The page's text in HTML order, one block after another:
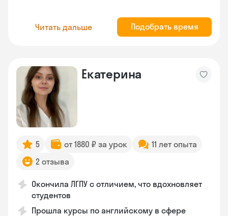
Читать дальше Подобрать время
Екатерина
5 от 1880 ₽ за урок
11 лет опыта
2 отзыва
Окончила ЛГПУ с отличием, что вдохновляет
студентов
Прошла курсы по английскому в сфере